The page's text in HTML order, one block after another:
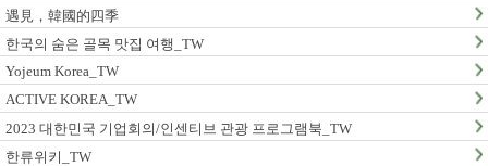
遇見，韓國的四季
한국의 숨은 골목 맛집 여행_TW
Yojeum Korea_TW
ACTIVE KOREA_TW
2023 대한민국 기업회의/인센티브 관광 프로그램북_TW
한류위키_TW